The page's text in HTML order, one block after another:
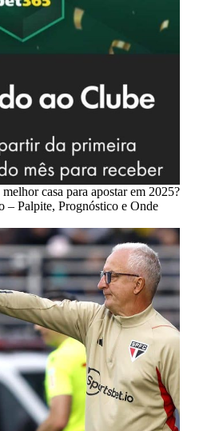
casa para apostar em 2025?
– Palpite, Prognóstico e Onde